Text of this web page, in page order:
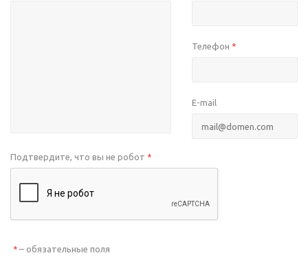
Телефон *
E-mail
Подтвердите, что вы не робот *
* – обязательные поля